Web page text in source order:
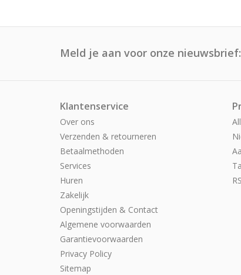
Meld je aan voor onze nieuwsbrief:
Klantenservice
Over ons
Verzenden & retourneren
Betaalmethoden
Services
Huren
Zakelijk
Openingstijden & Contact
Algemene voorwaarden
Garantievoorwaarden
Privacy Policy
Sitemap